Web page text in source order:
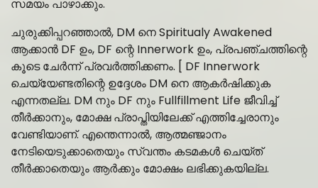
സമയം പാഴാക്കും.
ചുരുക്കിപ്പറഞ്ഞാൽ, DM നെ Spiritualy Awakened
ആക്കാൻ DF ഉം, DF ന്റെ Innerwork ഉം, പ്രപഞ്ചത്തിന്റെ
കൂടെ ചേർന്ന് പ്രവർത്തിക്കണം. [ DF Innerwork
ചെയ്യേണ്ടതിന്റെ ഉദ്ദേശം DM നെ ആകർഷിക്കുക
എന്നതല്ല. DM നും DF നും Fullfillment Life ജീവിച്ച്
തീർക്കാനും, മോക്ഷ പ്രാപ്തിയിലേക്ക് എത്തിച്ചേരാനും
വേണ്ടിയാണ്. എന്തെന്നാൽ, ആത്മഞ്ജാനം
നേടിയെടുക്കാതെയും സ്വന്തം കടമകൾ ചെയ്ത്
തീർക്കാതെയും ആർക്കും മോക്ഷം ലഭിക്കുകയില്ല.